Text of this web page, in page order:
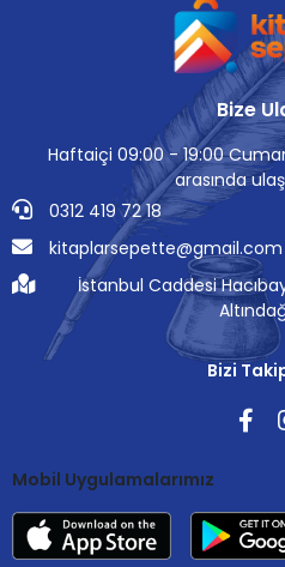
Bize
Haftaiçi 09:00 - 19:00
arasında
0312 419 72 18
kitaplarsepette@gmail.com
İstanbul Caddesi
Bizi
Mobil Uygulamalarımız